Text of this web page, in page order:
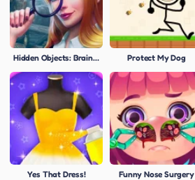
Hidden Objects: Brain Teaser Protect My Dog
Yes That Dress! Funny Nose Surgery